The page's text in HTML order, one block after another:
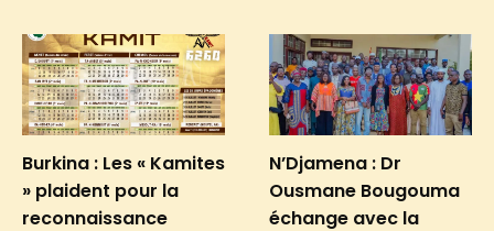
Burkina : Les « Kamites
» plaident pour la
reconnaissance
N’Djamena : Dr
Ousmane Bougouma
échange avec la